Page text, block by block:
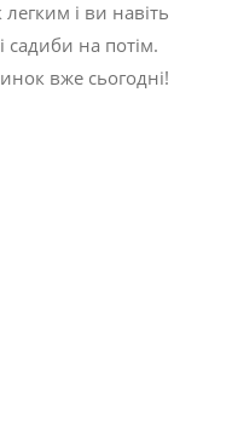
і ви навіть
садиби на потім.
вже сьогодні!